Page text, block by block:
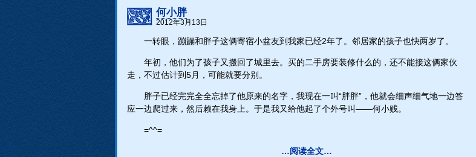
何小胖
2012年3月13日
一转眼，蹦蹦和胖子这俩寄宿小盆友到我家已经2年了。邻居家的孩子也快两岁了。
年初，他们为了孩子又搬回了城里去。买的二手房要装修什么的，还不能接这俩家伙
走，不过估计到5月，可能就要分别。
胖子已经完完全全忘掉了他原来的名字，我现在一叫“胖胖”，他就会细声细气地一边答
应一边爬过来，然后赖在我身上。于是我又给他起了个外号叫——何小贱。
=^^=
…阅读全文…